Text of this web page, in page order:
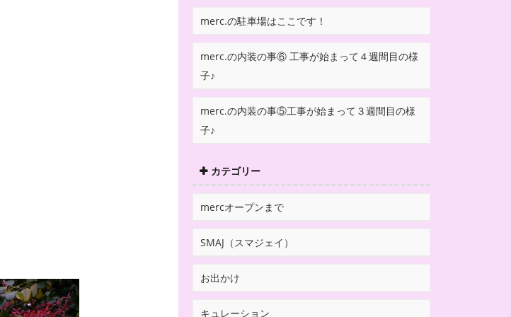
merc.の駐車場はここです！
merc.の内装の事⑥ 工事が始まって４週間目の様
子♪
merc.の内装の事⑤工事が始まって３週間目の様
子♪
カテゴリー
mercオープンまで
SMAJ（スマジェイ）
お出かけ
キュレーション